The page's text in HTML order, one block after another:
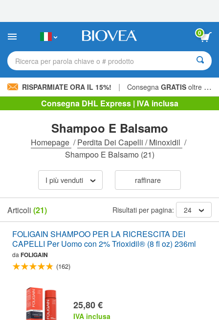
sito
include
sistema
0
Ricerca per parola chiave o # prodotto
RISPARMIATE ORA IL 15%! | Consegna GRATIS oltre 60,00 € »
Consegna DHL Express | IVA inclusa
Shampoo E Balsamo
Homepage /Perdita Dei Capelli / Minoxidil /
Shampoo E Balsamo (21)
I più venduti raffinare
Articoli (21) Risultati per pagina: 24
FOLIGAIN SHAMPOO PER LA RICRESCITA DEI
CAPELLI Per Uomo con 2% Trioxidil® (8 fl oz) 236ml
daFOLIGAIN
(162)
25,80 €
IVA inclusa